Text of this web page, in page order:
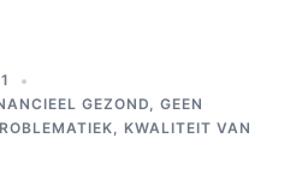
GEZOND, GEEN
, KWALITEIT VAN